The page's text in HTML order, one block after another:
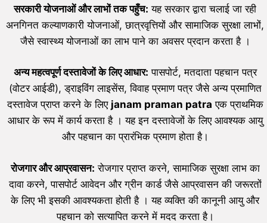
सरकारी योजनाओं और लाभों तक पहुँच: यह सरकार द्वारा चलाई जा रही
अनगिनत कल्याणकारी योजनाओं, छात्रवृत्तियों और सामाजिक सुरक्षा लाभों,
जैसे स्वास्थ्य योजनाओं का लाभ पाने का अवसर प्रदान करता है ।
अन्य महत्वपूर्ण दस्तावेजों के लिए आधार: पासपोर्ट, मतदाता पहचान पत्र
(वोटर आईडी), ड्राइविंग लाइसेंस, विवाह प्रमाण पत्र जैसे अन्य प्रमाणित
दस्तावेज प्राप्त करने के लिए janam praman patra एक प्राथमिक
आधार के रूप में कार्य करता है । यह इन दस्तावेजों के लिए आवश्यक आयु
और पहचान का प्रारंभिक प्रमाण होता है।
रोजगार और आप्रवासन: रोजगार प्राप्त करने, सामाजिक सुरक्षा लाभ का
दावा करने, पासपोर्ट आवेदन और ग्रीन कार्ड जैसे आप्रवासन की जरूरतों
के लिए भी इसकी आवश्यकता होती है । यह व्यक्ति की कानूनी आयु और
पहचान को सत्यापित करने में मदद करता है।